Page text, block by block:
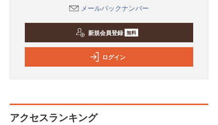
メールバックナンバー
新規会員登録 無料
ログイン
アクセスランキング